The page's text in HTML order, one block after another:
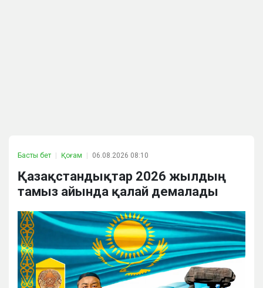
Басты бет Қоғам 06.08.2026 08:10
Қазақстандықтар 2026 жылдың
тамыз айында қалай демалады